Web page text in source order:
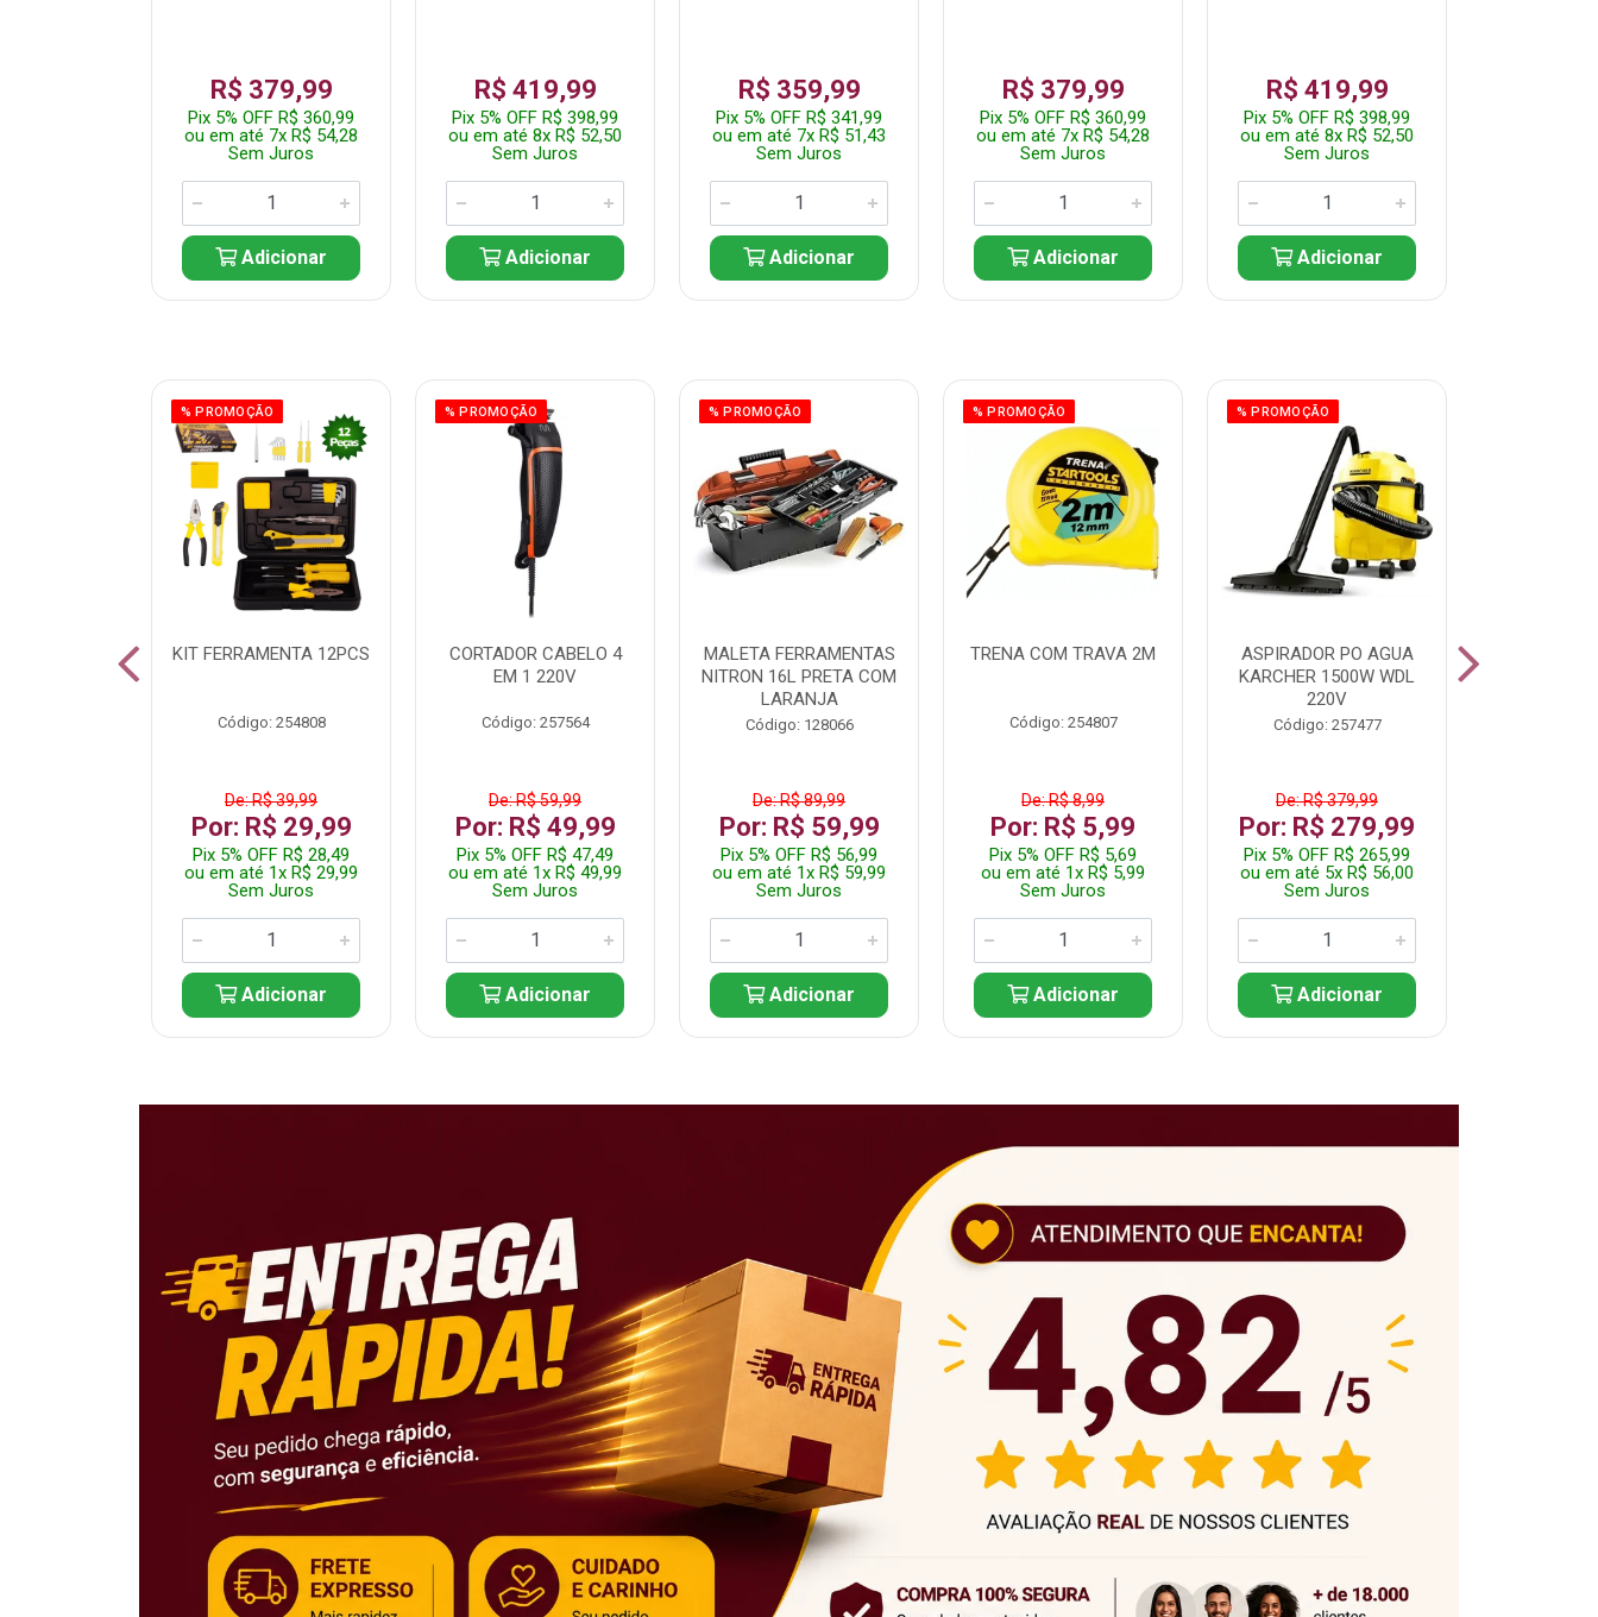
R$ 379,99
Pix 5% OFF R$ 360,99
ou em até 7x R$ 54,28
Sem Juros
Adicionar
R$ 419,99
Pix 5% OFF R$ 398,99
ou em até 8x R$ 52,50
Sem Juros
Adicionar
R$ 359,99
Pix 5% OFF R$ 341,99
ou em até 7x R$ 51,43
Sem Juros
Adicionar
R$ 379,99
Pix 5% OFF R$ 360,99
ou em até 7x R$ 54,28
Sem Juros
Adicionar
R$ 419,99
Pix 5% OFF R$ 398,99
ou em até 8x R$ 52,50
Sem Juros
Adicionar
% PROMOÇÃO
KIT FERRAMENTA 12PCS
Código: 254808
De: R$ 39,99
Por: R$ 29,99
Pix 5% OFF R$ 28,49
ou em até 1x R$ 29,99
Sem Juros
Adicionar
% PROMOÇÃO
CORTADOR CABELO 4
EM 1 220V
Código: 257564
De: R$ 59,99
Por: R$ 49,99
Pix 5% OFF R$ 47,49
ou em até 1x R$ 49,99
Sem Juros
Adicionar
% PROMOÇÃO
MALETA FERRAMENTAS
NITRON 16L PRETA COM
LARANJA
Código: 128066
De: R$ 89,99
Por: R$ 59,99
Pix 5% OFF R$ 56,99
ou em até 1x R$ 59,99
Sem Juros
Adicionar
% PROMOÇÃO
TRENA COM TRAVA 2M
Código: 254807
De: R$ 8,99
Por: R$ 5,99
Pix 5% OFF R$ 5,69
ou em até 1x R$ 5,99
Sem Juros
Adicionar
% PROMOÇÃO
ASPIRADOR PO AGUA
KARCHER 1500W WDL
220V
Código: 257477
De: R$ 379,99
Por: R$ 279,99
Pix 5% OFF R$ 265,99
ou em até 5x R$ 56,00
Sem Juros
Adicionar